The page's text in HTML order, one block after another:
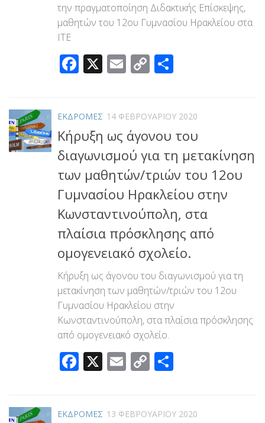
την πραγματοποίηση Διδακτικής Επίσκεψης,
μαθητών του 12ου Γυμνασίου Ηρακλείου στα
ΙΤΕ
Facebook
X Email
Copy
Link
ΕΚΔΡΟΜΕΣ 14 ΦΕΒΡΟΥΑΡΊΟΥ 2020
Κήρυξη ως άγονου του
διαγωνισμού για τη μετακίνηση
των μαθητών/τριών του 12ου
Γυμνασίου Ηρακλείου στην
Κωνσταντινούπολη, στα
πλαίσια πρόσκλησης από
ομογενειακό σχολείο.
Κήρυξη ως άγονου του διαγωνισμού για τη
μετακίνηση των μαθητών/τριών του 12ου
Γυμνασίου Ηρακλείου στην
Κωνσταντινούπολη, στα πλαίσια πρόσκλησης
από ομογενειακό σχολείο.
Facebook
X Email
Copy
ΕΚΔΡΟΜΕΣ 13 ΦΕΒΡΟΥΑΡΊΟΥ 2020